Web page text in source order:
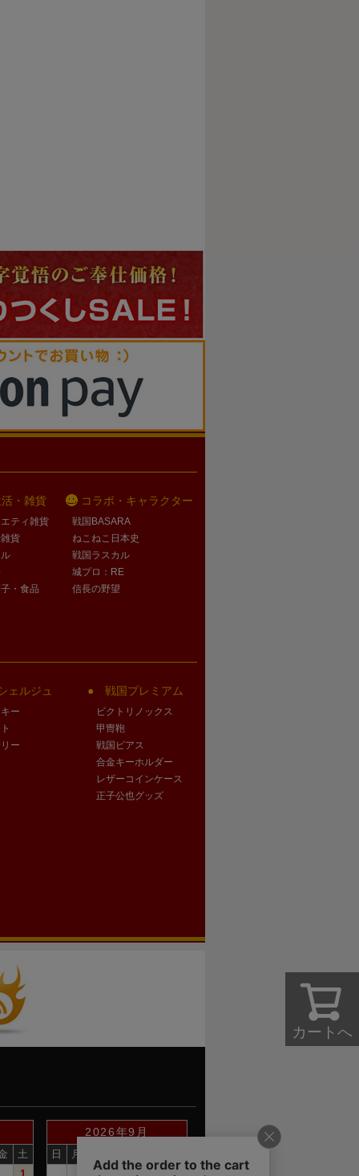
カートへ
・雑貨
ティ雑貨
貨
・食品
コラボ・キャラクター
戦国BASARA
ねこねこ日本史
戦国ラスカル
城プロ：RE
信長の野望
ェルジュ
ー
ー
戦国プレミアム
ビクトリノックス
甲冑鞄
戦国ピアス
合金キーホルダー
レザーコインケース
正子公也グッズ
土
2026年9月
日 月